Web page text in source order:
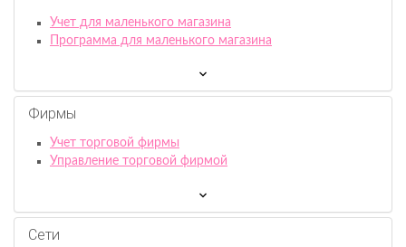
Учет для маленького магазина
Программа для маленького магазина
Фирмы
Учет торговой фирмы
Управление торговой фирмой
Сети